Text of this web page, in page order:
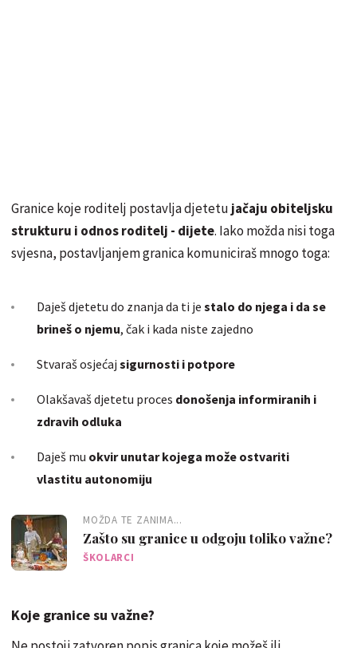
Granice koje roditelj postavlja djetetu jačaju obiteljsku
strukturu i odnos roditelj - dijete. Iako možda nisi toga
svjesna, postavljanjem granica komuniciraš mnogo toga:
Daješ djetetu do znanja da ti je stalo do njega i da se
brineš o njemu, čak i kada niste zajedno
Stvaraš osjećaj sigurnosti i potpore
Olakšavaš djetetu proces donošenja informiranih i
zdravih odluka
Daješ mu okvir unutar kojega može ostvariti
vlastitu autonomiju
MOŽDA TE ZANIMA...
Zašto su granice u odgoju toliko važne?
ŠKOLARCI
Koje granice su važne?